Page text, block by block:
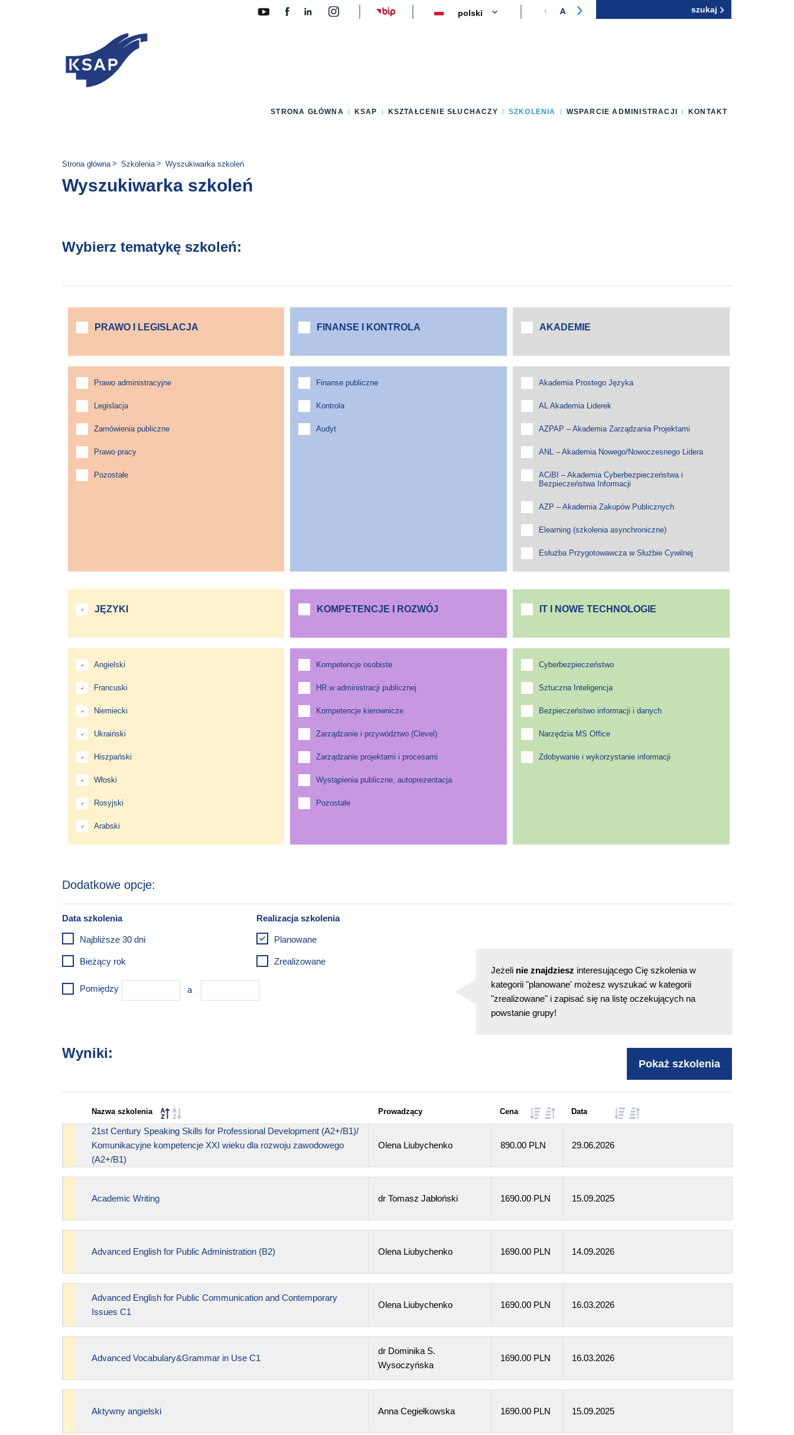
Zmień wersję językową strony
STRONA GŁÓWNA KSAP KSZTAŁCENIE SŁUCHACZY SZKOLENIA WSPARCIE ADMINISTRACJI KONTAKT
Jesteś tutaj:
Strona główna Szkolenia Wyszukiwarka szkoleń
Wyszukiwarka szkoleń
Wybierz tematykę szkoleń:
PRAWO I LEGISLACJA
Prawo administracyjne
Legislacja
Zamówienia publiczne
Prawo pracy
Pozostałe
FINANSE I KONTROLA
Finanse publiczne
Kontrola
Audyt
AKADEMIE
Akademia Prostego Języka
AL Akademia Liderek
AZPAP – Akademia Zarządzania Projektami
ANL – Akademia Nowego/Nowoczesnego Lidera
ACiBI – Akademia Cyberbezpieczeństwa i
Bezpieczeństwa Informacji
AZP – Akademia Zakupów Publicznych
Elearning (szkolenia asynchroniczne)
Esłużba Przygotowawcza w Służbie Cywilnej
JĘZYKI
Angielski
Francuski
Niemiecki
Ukraiński
Hiszpański
Włoski
Rosyjski
Arabski
KOMPETENCJE I ROZWÓJ
Kompetencje osobiste
HR w administracji publicznej
Kompetencje kierownicze
Zarządzanie i przywództwo (Clevel)
Zarządzanie projektami i procesami
Wystąpienia publiczne, autoprezentacja
Pozostałe
IT I NOWE TECHNOLOGIE
Cyberbezpieczeństwo
Sztuczna Inteligencja
Bezpieczeństwo informacji i danych
Narzędzia MS Office
Zdobywanie i wykorzystanie informacji
Pomiędzy
Najbliższe 30 dni
Bieżący rok
Planowane
Zrealizowane
Jeżeli nie znajdziesz interesującego Cię szkolenia w
kategorii "planowane' możesz wyszukać w kategorii
"zrealizowane" i zapisać się na listę oczekujących na
powstanie grupy!
Wyniki:
Nazwa szkolenia Prowadzący Cena Data
21st Century Speaking Skills for Professional Development (A2+/B1)/
Komunikacyjne kompetencje XXI wieku dla rozwoju zawodowego
(A2+/B1)
Olena Liubychenko 890.00 PLN 29.06.2026
Academic Writing dr Tomasz Jabłoński 1690.00 PLN 15.09.2025
Advanced English for Public Administration (B2) Olena Liubychenko 1690.00 PLN 14.09.2026
Advanced English for Public Communication and Contemporary
Issues C1
Olena Liubychenko 1690.00 PLN 16.03.2026
Advanced Vocabulary&Grammar in Use C1
dr Dominika S.
Wysoczyńska
1690.00 PLN 16.03.2026
Aktywny angielski Anna Cegiełkowska 1690.00 PLN 15.09.2025